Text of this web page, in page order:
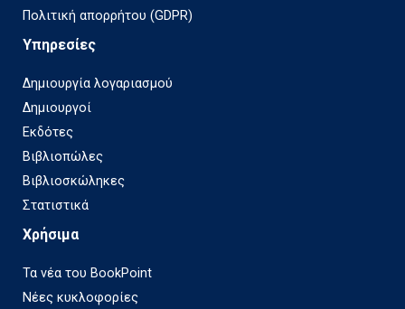
Πολιτική απορρήτου (GDPR)
Υπηρεσίες
Δημιουργία λογαριασμού
Δημιουργοί
Εκδότες
Βιβλιοπώλες
Βιβλιοσκώληκες
Στατιστικά
Χρήσιμα
Τα νέα του BookPoint
Νέες κυκλοφορίες